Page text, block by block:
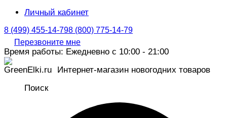
Личный кабинет
8 (499) 455-14-798 (800) 775-14-79
Перезвоните мне
Время работы: Ежедневно с 10:00 - 21:00
Интернет-магазин новогодних товаров
Поиск